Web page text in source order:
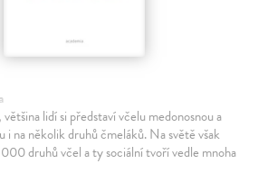
lidí si představí včelu medonosnou a
i na několik druhů čmeláků. Na světě však
druhů včel a ty sociální tvoří vedle mnoha